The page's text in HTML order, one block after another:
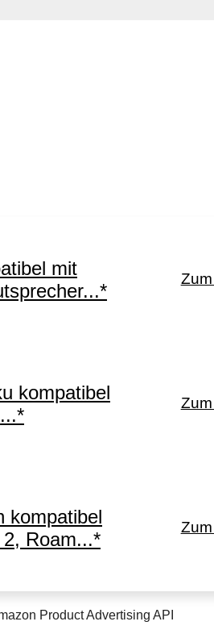
mit
kompatibel
kompatibel
Roam...*
Product Advertising API